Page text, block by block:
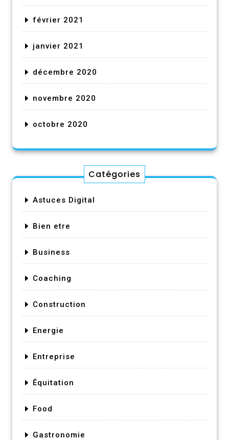
février 2021
janvier 2021
décembre 2020
novembre 2020
octobre 2020
Catégories
Astuces Digital
Bien etre
Business
Coaching
Construction
Energie
Entreprise
Équitation
Food
Gastronomie